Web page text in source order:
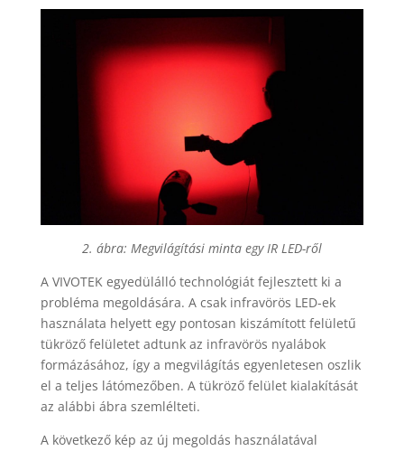
2. ábra: Megvilágítási minta egy IR LED-ről
A VIVOTEK egyedülálló technológiát fejlesztett ki a
probléma megoldására. A csak infravörös LED-ek
használata helyett egy pontosan kiszámított felületű
tükröző felületet adtunk az infravörös nyalábok
formázásához, így a megvilágítás egyenletesen oszlik
el a teljes látómezőben. A tükröző felület kialakítását
az alábbi ábra szemlélteti.
A következő kép az új megoldás használatával